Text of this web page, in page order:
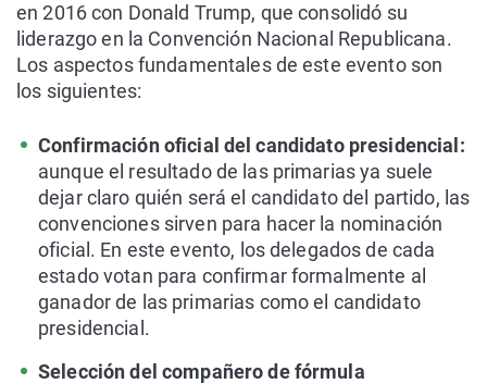
en 2016 con Donald Trump, que consolidó su
liderazgo en la Convención Nacional Republicana.
Los aspectos fundamentales de este evento son
los siguientes:
Confirmación oficial del candidato presidencial:
aunque el resultado de las primarias ya suele
dejar claro quién será el candidato del partido, las
convenciones sirven para hacer la nominación
oficial. En este evento, los delegados de cada
estado votan para confirmar formalmente al
ganador de las primarias como el candidato
presidencial.
Selección del compañero de fórmula